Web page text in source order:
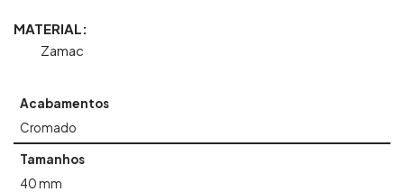
MATERIAL:
Zamac
Acabamentos
Cromado
Tamanhos
40 mm